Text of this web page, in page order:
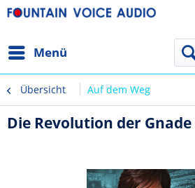
Menü
Übersicht Auf dem Weg
Die Revolution der Gnade